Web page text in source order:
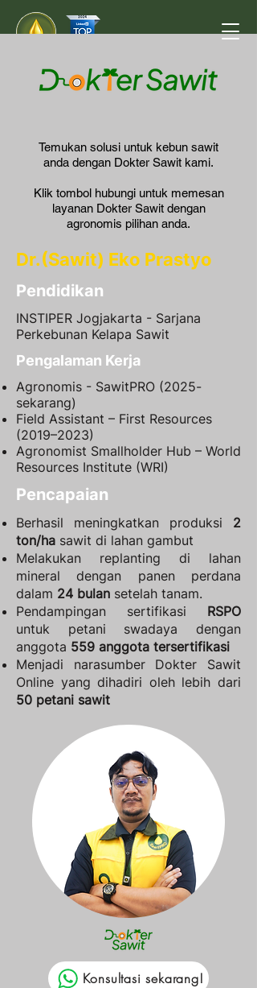
Temukan solusi untuk kebun sawit
anda dengan Dokter Sawit kami.
Klik tombol hubungi untuk memesan
layanan Dokter Sawit dengan
agronomis pilihan anda.
Dr.(Sawit) Eko Prastyo
Pendidikan
INSTIPER Jogjakarta - Sarjana
Perkebunan Kelapa Sawit
Pengalaman Kerja
Agronomis - SawitPRO (2025-
sekarang)
Field Assistant – First Resources
(2019–2023)
Agronomist Smallholder Hub – World
Resources Institute (WRI)
Pencapaian
Berhasil meningkatkan produksi 2
ton/ha sawit di lahan gambut
Melakukan replanting di lahan
mineral dengan panen perdana
dalam 24 bulan setelah tanam.
Pendampingan sertifikasi RSPO
untuk petani swadaya dengan
anggota 559 anggota tersertifikasi
Menjadi narasumber Dokter Sawit
Online yang dihadiri oleh lebih dari
50 petani sawit
Konsultasi sekarang!